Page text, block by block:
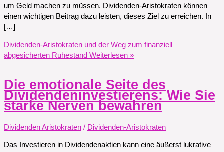
um Geld machen zu müssen. Dividenden-Aristokraten können
einen wichtigen Beitrag dazu leisten, dieses Ziel zu erreichen. In
[…]
Dividenden-Aristokraten und der Weg zum finanziell
abgesicherten Ruhestand Weiterlesen »
Die emotionale Seite des
Dividendeninvestierens: Wie Sie
starke Nerven bewahren
Dividenden Aristokraten / Dividenden-Aristokraten
Das Investieren in Dividendenaktien kann eine äußerst lukrative